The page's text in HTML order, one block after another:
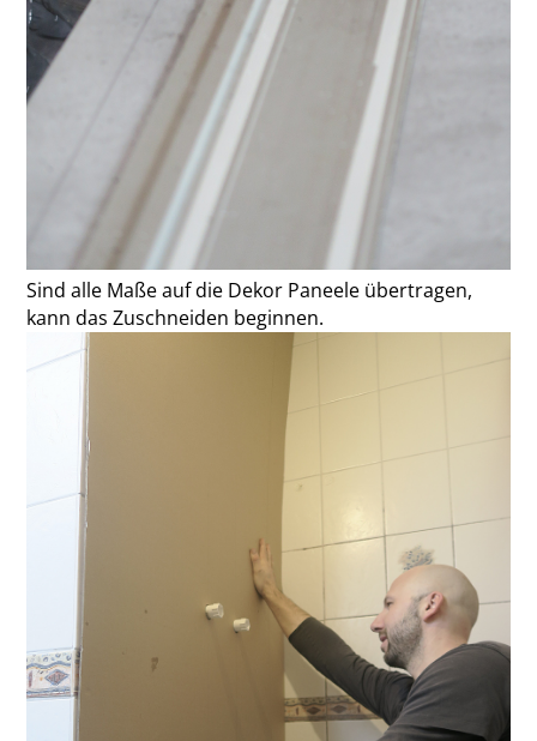
Sind alle Maße auf die Dekor Paneele übertragen,
kann das Zuschneiden beginnen.